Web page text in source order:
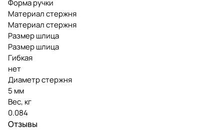
Форма ручки
Материал стержня
Материал стержня
Размер шлица
Размер шлица
Гибкая
нет
Диаметр стержня
5 мм
Вес, кг
0.084
Отзывы